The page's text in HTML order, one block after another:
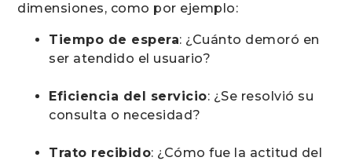
dimensiones, como por ejemplo:
Tiempo de espera: ¿Cuánto demoró en
ser atendido el usuario?
Eficiencia del servicio: ¿Se resolvió su
consulta o necesidad?
Trato recibido: ¿Cómo fue la actitud del